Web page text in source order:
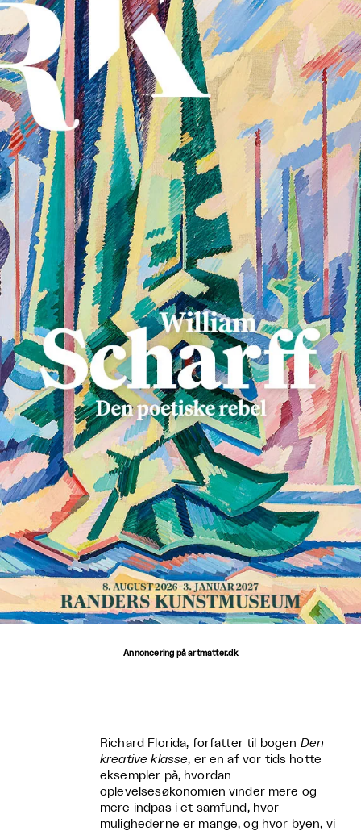
Annoncering på artmatter.dk
Richard Florida, forfatter til bogen Den
kreative klasse, er en af vor tids hotte
eksempler på, hvordan
oplevelsesøkonomien vinder mere og
mere indpas i et samfund, hvor
mulighederne er mange, og hvor byen, vi